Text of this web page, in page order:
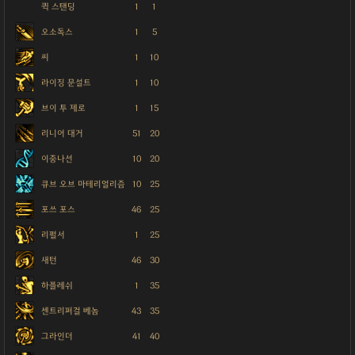
퀵 스탠딩 1 1
오소독스 1 5
씨 1 10
라이징 문설트 1 10
브이 투 제로 1 15
리니어 대거 51 20
이중나선 10 20
큐브 오브 마테리얼리즘 10 25
포쓰 포스 46 25
리펄서 1 25
새턴 46 30
하플레쉬 1 35
센트리퍼걸 베놈 43 35
그라인더 41 40